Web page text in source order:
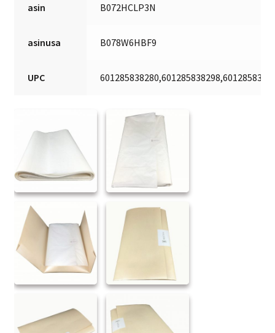
asin B072HCLP3N
asinusa B078W6HBF9
UPC